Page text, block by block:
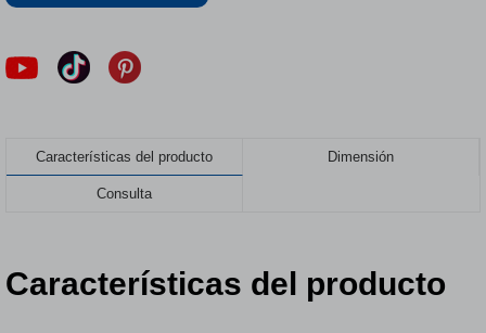
Características del producto Dimensión
Consulta
Características del producto